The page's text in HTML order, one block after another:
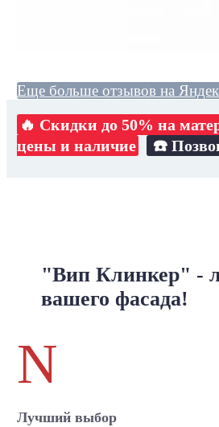
Еще больше отзывов на
🔥 Скидки до 50% на
цены и наличие
☎️
"Вип Клинкер" -
вашего фасада!
N
Лучший выбор